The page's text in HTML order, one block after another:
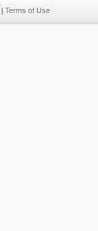
| Terms of Use